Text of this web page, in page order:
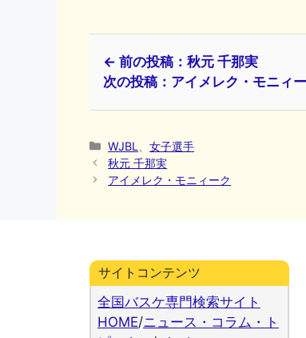
← 前の投稿：秋元 千那実
次の投稿：アイメレク・モニィ
カ
テ
ゴ
WJBL 、女子選手
秋元 千那実
アイメレク・モニィーク
サイトコンテンツ
全国バスケ専門検索サイト
HOME/ニュース・コラム・ト